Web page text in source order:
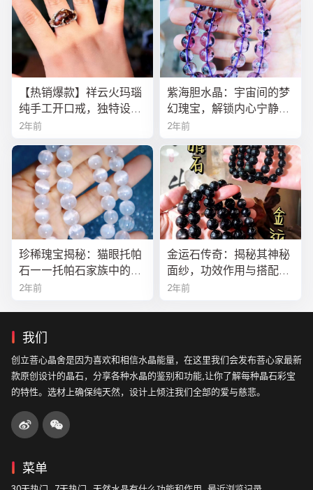
【热销爆款】祥云火玛瑙
纯手工开口戒，独特设计
寓意吉祥，时尚与灵性的
2年前
紫海胆水晶：宇宙间的梦
幻瑰宝，解锁内心宁静与
疗愈之秘
2年前
珍稀瑰宝揭秘：猫眼托帕
石——托帕石家族中的绝
美异类
2年前
金运石传奇：揭秘其神秘
面纱，功效作用与搭配法
全解析
2年前
我们
创立菩心晶舍是因为喜欢和相信水晶能量，在这里我们会发布菩心家最新
款原创设计的晶石，分享各种水晶的鉴别和功能,让你了解每种晶石彩宝
的特性。选材上确保纯天然，设计上倾注我们全部的爱与慈悲。
菜单